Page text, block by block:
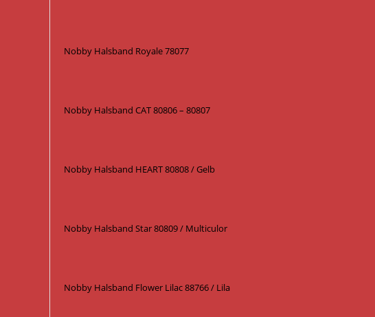
Nobby Halsband Royale 78077
Nobby Halsband CAT 80806 – 80807
Nobby Halsband HEART 80808 / Gelb
Nobby Halsband Star 80809 / Multiculor
Nobby Halsband Flower Lilac 88766 / Lila